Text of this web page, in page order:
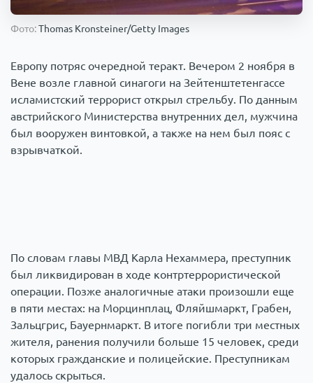
Происшествия 1000 мелочей
Фото:Thomas Kronsteiner/Getty Images
Европу потряс очередной теракт. Вечером 2 ноября в
Вене возле главной синагоги на Зейтенштетенгассе
исламистский террорист открыл стрельбу. По данным
австрийского Министерства внутренних дел, мужчина
был вооружен винтовкой, а также на нем был пояс с
взрывчаткой.
По словам главы МВД Карла Нехаммера, преступник
был ликвидирован в ходе контртеррористической
операции. Позже аналогичные атаки произошли еще
в пяти местах: на Морцинплац, Фляйшмаркт, Грабен,
Зальцгрис, Бауернмаркт. В итоге погибли три местных
жителя, ранения получили больше 15 человек, среди
которых гражданские и полицейские. Преступникам
удалось скрыться.